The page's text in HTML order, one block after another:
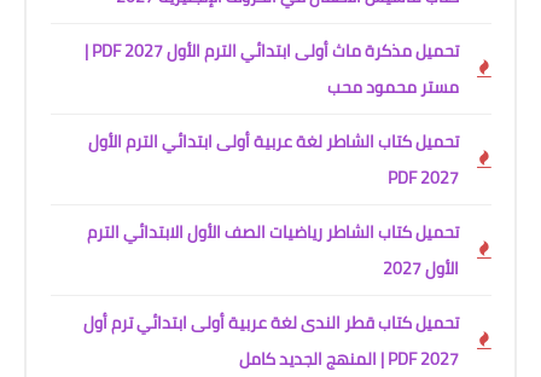
تحميل مذكرة ماث أولى ابتدائي الترم الأول 2027 PDF |
مستر محمود محب
تحميل كتاب الشاطر لغة عربية أولى ابتدائي الترم الأول
2027 PDF
تحميل كتاب الشاطر رياضيات الصف الأول الابتدائي الترم
الأول 2027
تحميل كتاب قطر الندى لغة عربية أولى ابتدائي ترم أول
2027 PDF | المنهج الجديد كامل